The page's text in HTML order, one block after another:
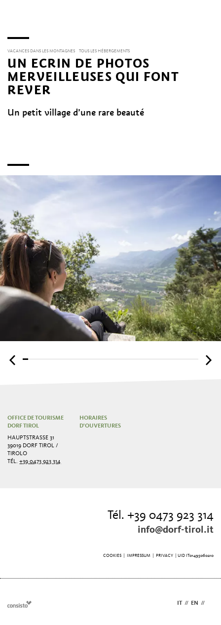
VACANCES DANS LES MONTAGNES TOUS LES HÉBERGEMENTS
UN ECRIN DE PHOTOS
MERVEILLEUSES QUI FONT
REVER
Un petit village d’une rare beauté
OFFICE DE TOURISME
DORF TIROL
HAUPTSTRASSE 31
39019 DORF TIROL /
TIROLO
TÉL.+39 0473 923 314
HORAIRES
D'OUVERTURES
Tél. +39 0473 923 314
info@dorf-tirol.it
COOKIES| IMPRESSUM| PRIVACY | UID IT01495060210
// EN //